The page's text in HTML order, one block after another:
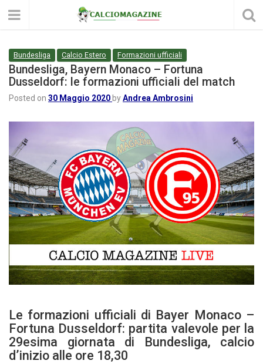
Bundesliga Calcio Estero Formazioni ufficiali
Bundesliga, Bayern Monaco – Fortuna
Dusseldorf: le formazioni ufficiali del match
Posted on 30 Maggio 2020 byAndrea Ambrosini
Le formazioni ufficiali di Bayer Monaco –
Fortuna Dusseldorf: partita valevole per la
29esima giornata di Bundesliga, calcio
d’inizio alle ore 18,30